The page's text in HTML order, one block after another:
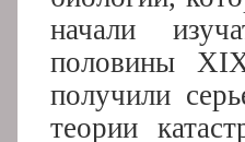
начали
половины
получили
теории